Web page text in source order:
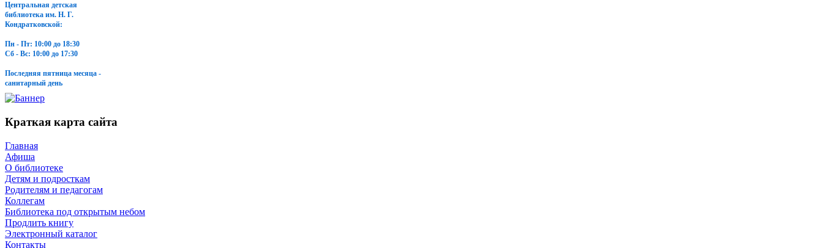
Центральная детская
библиотека им. Н. Г.
Кондратковской:
Пн - Пт: 10:00 до 18:30
Сб - Вс: 10:00 до 17:30
Последняя пятница месяца -
санитарный день
Краткая карта сайта
Главная
Афиша
О библиотеке
Детям и подросткам
Родителям и педагогам
Коллегам
Библиотека под открытым небом
Продлить книгу
Электронный каталог
Контакты